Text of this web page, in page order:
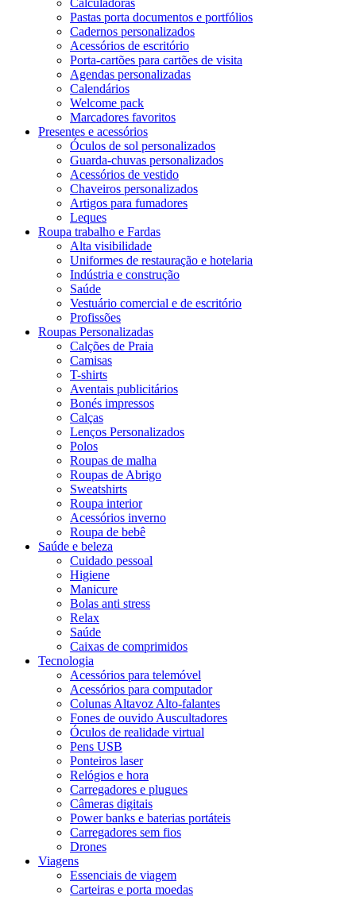
Pastas porta documentos e portfólios
Cadernos personalizados
Acessórios de escritório
Porta-cartões para cartões de visita
Agendas personalizadas
Calendários
Welcome pack
Marcadores favoritos
Presentes e acessórios
Óculos de sol personalizados
Guarda-chuvas personalizados
Acessórios de vestido
Chaveiros personalizados
Artigos para fumadores
Leques
Roupa trabalho e Fardas
Alta visibilidade
Uniformes de restauração e hotelaria
Indústria e construção
Saúde
Vestuário comercial e de escritório
Profissões
Roupas Personalizadas
Calções de Praia
Camisas
T-shirts
Aventais publicitários
Bonés impressos
Calças
Lenços Personalizados
Polos
Roupas de malha
Roupas de Abrigo
Sweatshirts
Roupa interior
Acessórios inverno
Roupa de bebê
Saúde e beleza
Cuidado pessoal
Higiene
Manicure
Bolas anti stress
Relax
Saúde
Caixas de comprimidos
Tecnologia
Acessórios para telemóvel
Acessórios para computador
Colunas Altavoz Alto-falantes
Fones de ouvido Auscultadores
Óculos de realidade virtual
Pens USB
Ponteiros laser
Relógios e hora
Carregadores e plugues
Câmeras digitais
Power banks e baterias portáteis
Carregadores sem fios
Drones
Viagens
Essenciais de viagem
Carteiras e porta moedas